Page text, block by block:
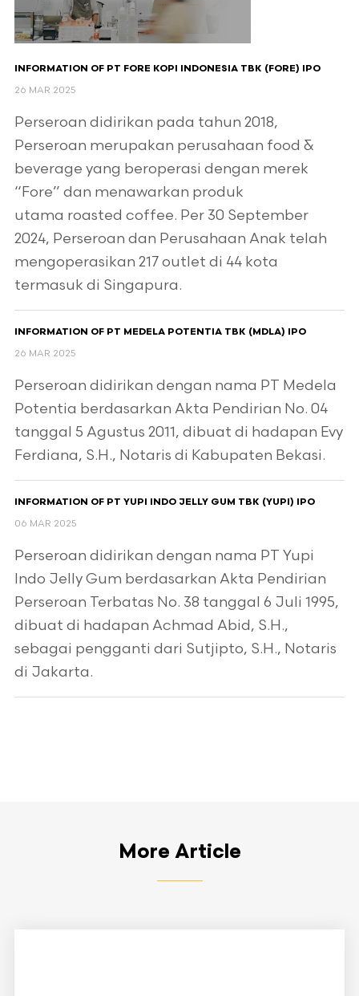
INFORMATION OF PT FORE KOPI INDONESIA TBK (FORE) IPO
26 MAR 2025
Perseroan didirikan pada tahun 2018,
Perseroan merupakan perusahaan food &
beverage yang beroperasi dengan merek
“Fore” dan menawarkan produk
utama roasted coffee. Per 30 September
2024, Perseroan dan Perusahaan Anak telah
mengoperasikan 217 outlet di 44 kota
termasuk di Singapura.
INFORMATION OF PT MEDELA POTENTIA TBK (MDLA) IPO
26 MAR 2025
Perseroan didirikan dengan nama PT Medela
Potentia berdasarkan Akta Pendirian No. 04
tanggal 5 Agustus 2011, dibuat di hadapan Evy
Ferdiana, S.H., Notaris di Kabupaten Bekasi.
INFORMATION OF PT YUPI INDO JELLY GUM TBK (YUPI) IPO
06 MAR 2025
Perseroan didirikan dengan nama PT Yupi
Indo Jelly Gum berdasarkan Akta Pendirian
Perseroan Terbatas No. 38 tanggal 6 Juli 1995,
dibuat di hadapan Achmad Abid, S.H.,
sebagai pengganti dari Sutjipto, S.H., Notaris
di Jakarta.
More Article